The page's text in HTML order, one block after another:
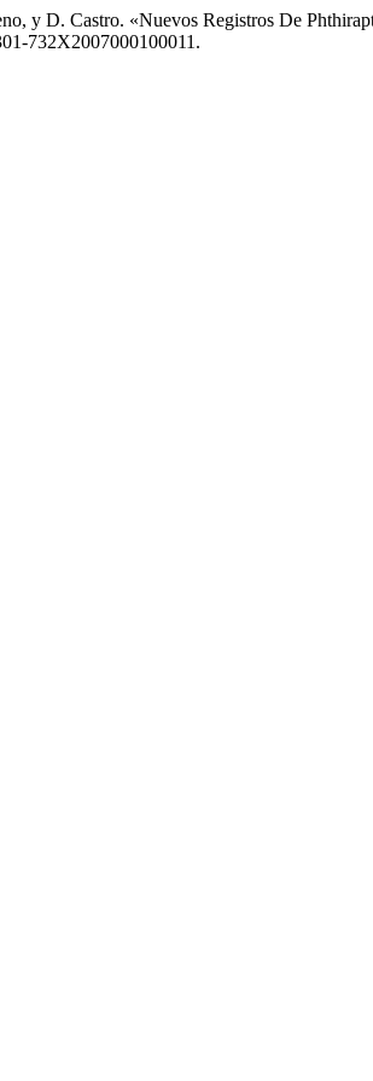
y D. Castro. «Nuevos Registros De
732X2007000100011.